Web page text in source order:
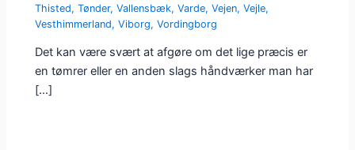
Thisted,Tønder,Vallensbæk,Varde,Vejen,Vejle,
Vesthimmerland,Viborg,Vordingborg
Det kan være svært at afgøre om det lige præcis er
en tømrer eller en anden slags håndværker man har
[…]